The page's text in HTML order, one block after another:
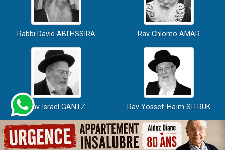
Rabbi David ABI'HSSIRA Rav Chlomo AMAR
Rav Israël GANTZ Rav Yossef-Haïm SITRUK